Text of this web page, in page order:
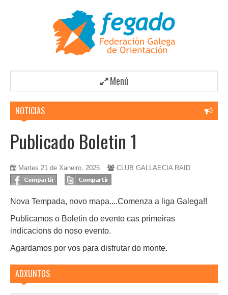
Menú
NOTICIAS
Publicado Boletin 1
Martes 21 de Xaneiro, 2025 CLUB GALLAECIA RAID
Nova Tempada, novo mapa....Comenza a liga Galega!!
Publicamos o Boletin do evento cas primeiras
indicacions do noso evento.
Agardamos por vos para disfrutar do monte.
ADXUNTOS